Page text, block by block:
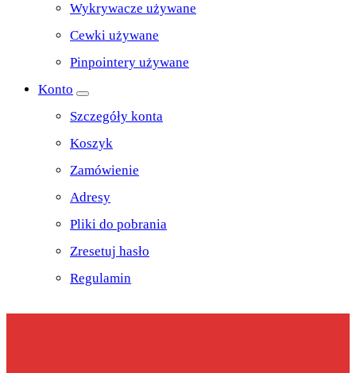
Wykrywacze używane
Cewki używane
Pinpointery używane
Konto
Szczegóły konta
Koszyk
Zamówienie
Adresy
Pliki do pobrania
Zresetuj hasło
Regulamin